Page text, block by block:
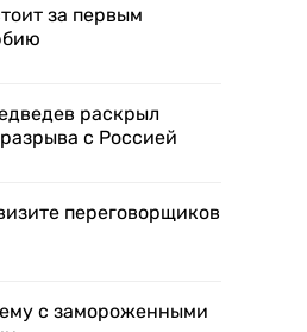
за первым
раскрыл
с Россией
переговорщиков
с замороженными